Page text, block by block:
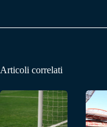
Articoli correlati